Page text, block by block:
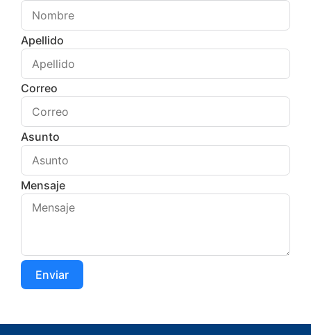
Apellido
Correo
Asunto
Mensaje
Enviar